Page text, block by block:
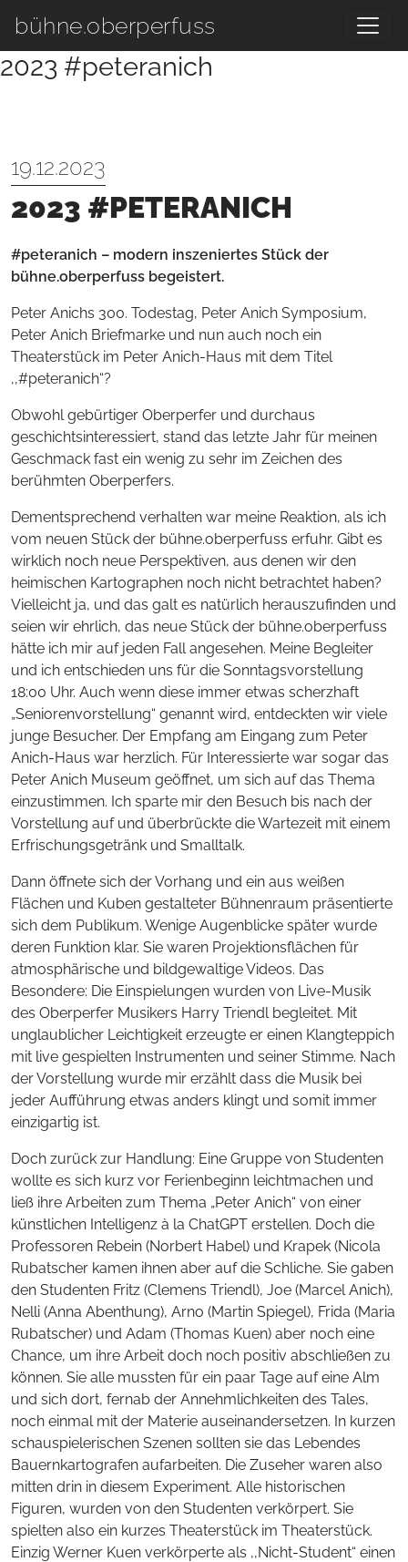
bühne.oberperfuss
2023 #peteranich
19.12.2023
2023 #PETERANICH
#peteranich – modern inszeniertes Stück der
bühne.oberperfuss begeistert.
Peter Anichs 300. Todestag, Peter Anich Symposium,
Peter Anich Briefmarke und nun auch noch ein
Theaterstück im Peter Anich-Haus mit dem Titel
,,#peteranich“?
Obwohl gebürtiger Oberperfer und durchaus
geschichtsinteressiert, stand das letzte Jahr für meinen
Geschmack fast ein wenig zu sehr im Zeichen des
berühmten Oberperfers.
Dementsprechend verhalten war meine Reaktion, als ich
vom neuen Stück der bühne.oberperfuss erfuhr. Gibt es
wirklich noch neue Perspektiven, aus denen wir den
heimischen Kartographen noch nicht betrachtet haben?
Vielleicht ja, und das galt es natürlich herauszufinden und
seien wir ehrlich, das neue Stück der bühne.oberperfuss
hätte ich mir auf jeden Fall angesehen. Meine Begleiter
und ich entschieden uns für die Sonntagsvorstellung
18:00 Uhr. Auch wenn diese immer etwas scherzhaft
„Seniorenvorstellung“ genannt wird, entdeckten wir viele
junge Besucher. Der Empfang am Eingang zum Peter
Anich-Haus war herzlich. Für Interessierte war sogar das
Peter Anich Museum geöffnet, um sich auf das Thema
einzustimmen. Ich sparte mir den Besuch bis nach der
Vorstellung auf und überbrückte die Wartezeit mit einem
Erfrischungsgetränk und Smalltalk.
Dann öffnete sich der Vorhang und ein aus weißen
Flächen und Kuben gestalteter Bühnenraum präsentierte
sich dem Publikum. Wenige Augenblicke später wurde
deren Funktion klar. Sie waren Projektionsflächen für
atmosphärische und bildgewaltige Videos. Das
Besondere: Die Einspielungen wurden von Live-Musik
des Oberperfer Musikers Harry Triendl begleitet. Mit
unglaublicher Leichtigkeit erzeugte er einen Klangteppich
mit live gespielten Instrumenten und seiner Stimme. Nach
der Vorstellung wurde mir erzählt dass die Musik bei
jeder Aufführung etwas anders klingt und somit immer
einzigartig ist.
Doch zurück zur Handlung: Eine Gruppe von Studenten
wollte es sich kurz vor Ferienbeginn leichtmachen und
ließ ihre Arbeiten zum Thema „Peter Anich“ von einer
künstlichen Intelligenz à la ChatGPT erstellen. Doch die
Professoren Rebein (Norbert Habel) und Krapek (Nicola
Rubatscher kamen ihnen aber auf die Schliche. Sie gaben
den Studenten Fritz (Clemens Triendl), Joe (Marcel Anich),
Nelli (Anna Abenthung), Arno (Martin Spiegel), Frida (Maria
Rubatscher) und Adam (Thomas Kuen) aber noch eine
Chance, um ihre Arbeit doch noch positiv abschließen zu
können. Sie alle mussten für ein paar Tage auf eine Alm
und sich dort, fernab der Annehmlichkeiten des Tales,
noch einmal mit der Materie auseinandersetzen. In kurzen
schauspielerischen Szenen sollten sie das Lebendes
Bauernkartografen aufarbeiten. Die Zuseher waren also
mitten drin in diesem Experiment. Alle historischen
Figuren, wurden von den Studenten verkörpert. Sie
spielten also ein kurzes Theaterstück im Theaterstück.
Einzig Werner Kuen verkörperte als ,,Nicht-Student“ einen